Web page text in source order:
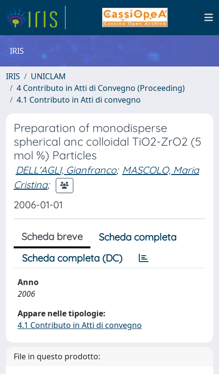
IRIS
IRIS
UNICLAM
4 Contributo in Atti di Convegno (Proceeding)
4.1 Contributo in Atti di convegno
Preparation of monodisperse
spherical anc colloidal TiO2-ZrO2 (5
mol %) Particles
DELL'AGLI, Gianfranco; MASCOLO, Maria
Cristina;
2006-01-01
Scheda breve
Scheda completa
Scheda completa (DC)
Anno
2006
Appare nelle tipologie:
4.1 Contributo in Atti di convegno
File in questo prodotto: